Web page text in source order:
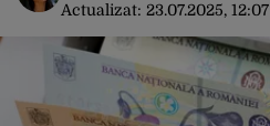
Actualizat: 23.07.2025, 12:07